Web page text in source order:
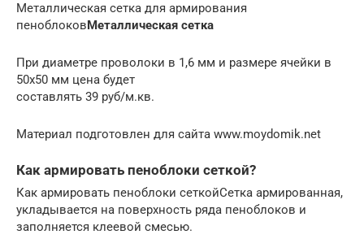
Металлическая сетка для армирования
пеноблоковМеталлическая сетка
При диаметре проволоки в 1,6 мм и размере ячейки в
50х50 мм цена будет
составлять 39 руб/м.кв.
Материал подготовлен для сайта www.moydomik.net
Как армировать пеноблоки сеткой?
Как армировать пеноблоки сеткойСетка армированная,
укладывается на поверхность ряда пеноблоков и
заполняется клеевой смесью.